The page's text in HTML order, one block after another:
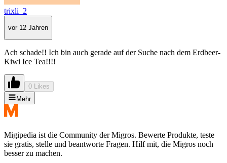
trixli_2
vor 12 Jahren
Ach schade!! Ich bin auch gerade auf der Suche nach dem Erdbeer-
Kiwi Ice Tea!!!!
0 Likes
Mehr
Migipedia ist die Community der Migros. Bewerte Produkte, teste
sie gratis, stelle und beantworte Fragen. Hilf mit, die Migros noch
besser zu machen.